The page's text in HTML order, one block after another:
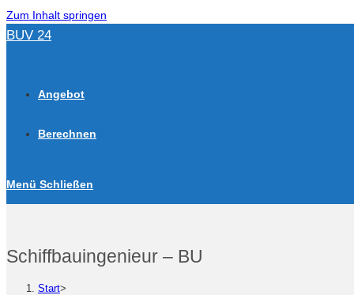
Zum Inhalt springen
BUV 24
Angebot
Berechnen
Menü Schließen
Schiffbauingenieur – BU
Start>